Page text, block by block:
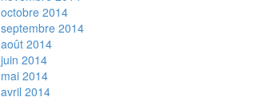
octobre 2014
septembre 2014
août 2014
juin 2014
mai 2014
avril 2014